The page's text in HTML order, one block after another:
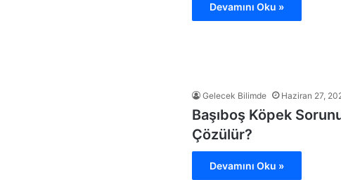
Devamını Oku »
Gelecek Bilimde Haziran 27,
Başıboş Köpek
Çözülür?
Devamını Oku »